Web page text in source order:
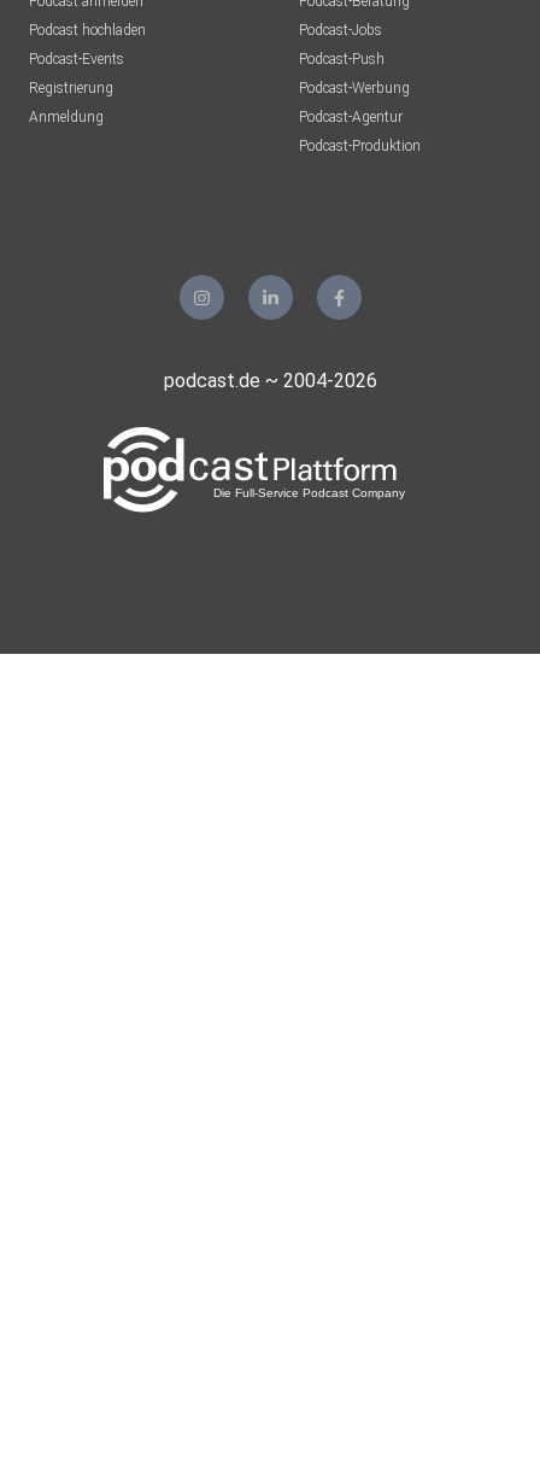
Podcast hochladen
Podcast-Events
Registrierung
Anmeldung
Podcast-Jobs
Podcast-Push
Podcast-Werbung
Podcast-Agentur
Podcast-Produktion
podcast.de ~ 2004-2026